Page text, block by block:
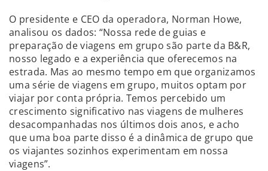
O presidente e CEO da operadora, Norman Howe,
analisou os dados: “Nossa rede de guias e
preparação de viagens em grupo são parte da B&R,
nosso legado e a experiência que oferecemos na
estrada. Mas ao mesmo tempo em que organizamos
uma série de viagens em grupo, muitos optam por
viajar por conta própria. Temos percebido um
crescimento significativo nas viagens de mulheres
desacompanhadas nos últimos dois anos, e acho
que uma boa parte disso é a dinâmica de grupo que
os viajantes sozinhos experimentam em nossa
viagens”.